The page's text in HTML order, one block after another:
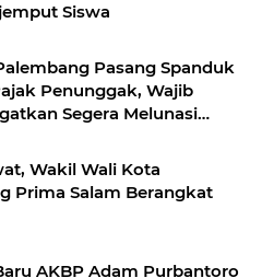
Siswa
Pasang Spanduk
Penunggak, Wajib
Segera Melunasi
Wakil Wali Kota
Prima Salam Berangkat
AKBP Adam Purbantoro